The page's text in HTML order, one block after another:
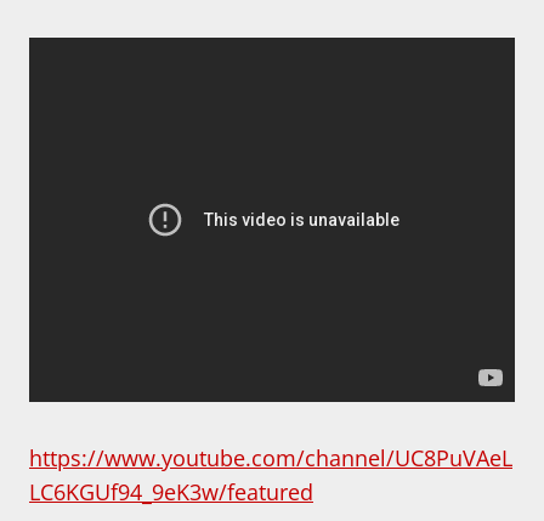
https://www.youtube.com/channel/UC8PuVAeL
LC6KGUf94_9eK3w/featured